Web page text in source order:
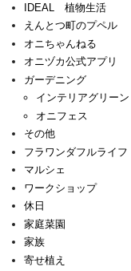
IDEAL 植物生活
えんとつ町のプペル
オニちゃんねる
オニヅカ公式アプリ
ガーデニング
インテリアグリーン
オニフェス
その他
フラワンダフルライフ
マルシェ
ワークショップ
休日
家庭菜園
家族
寄せ植え